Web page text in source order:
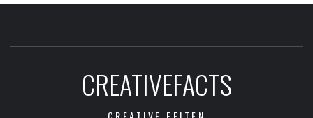
CREATIVEFACTS